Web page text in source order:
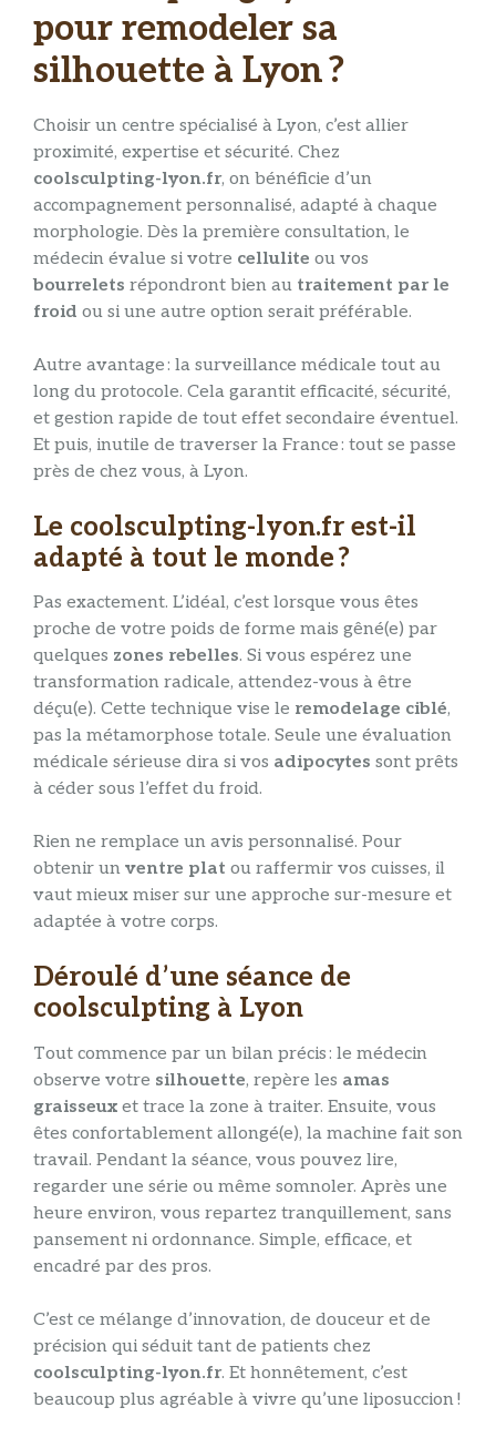
pour remodeler sa
silhouette à Lyon ?
Choisir un centre spécialisé à Lyon, c’est allier
proximité, expertise et sécurité. Chez
coolsculpting-lyon.fr, on bénéficie d’un
accompagnement personnalisé, adapté à chaque
morphologie. Dès la première consultation, le
médecin évalue si votre cellulite ou vos
bourrelets répondront bien au traitement par le
froid ou si une autre option serait préférable.
Autre avantage : la surveillance médicale tout au
long du protocole. Cela garantit efficacité, sécurité,
et gestion rapide de tout effet secondaire éventuel.
Et puis, inutile de traverser la France : tout se passe
près de chez vous, à Lyon.
Le coolsculpting-lyon.fr est-il
adapté à tout le monde ?
Pas exactement. L’idéal, c’est lorsque vous êtes
proche de votre poids de forme mais gêné(e) par
quelques zones rebelles. Si vous espérez une
transformation radicale, attendez-vous à être
déçu(e). Cette technique vise le remodelage ciblé,
pas la métamorphose totale. Seule une évaluation
médicale sérieuse dira si vos adipocytes sont prêts
à céder sous l’effet du froid.
Rien ne remplace un avis personnalisé. Pour
obtenir un ventre plat ou raffermir vos cuisses, il
vaut mieux miser sur une approche sur-mesure et
adaptée à votre corps.
Déroulé d’une séance de
coolsculpting à Lyon
Tout commence par un bilan précis : le médecin
observe votre silhouette, repère les amas
graisseux et trace la zone à traiter. Ensuite, vous
êtes confortablement allongé(e), la machine fait son
travail. Pendant la séance, vous pouvez lire,
regarder une série ou même somnoler. Après une
heure environ, vous repartez tranquillement, sans
pansement ni ordonnance. Simple, efficace, et
encadré par des pros.
C’est ce mélange d’innovation, de douceur et de
précision qui séduit tant de patients chez
coolsculpting-lyon.fr. Et honnêtement, c’est
beaucoup plus agréable à vivre qu’une liposuccion !